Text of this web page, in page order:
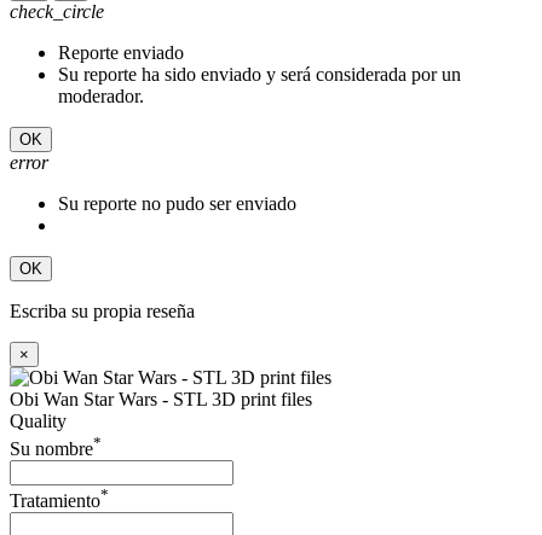
check_circle
Reporte enviado
Su reporte ha sido enviado y será considerada por un
moderador.
OK
error
Su reporte no pudo ser enviado
OK
Escriba su propia reseña
×
Obi Wan Star Wars - STL 3D print files
Quality
Su nombre*
Tratamiento*